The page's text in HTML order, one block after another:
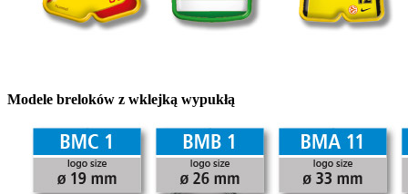
Modele breloków z wklejką wypukłą